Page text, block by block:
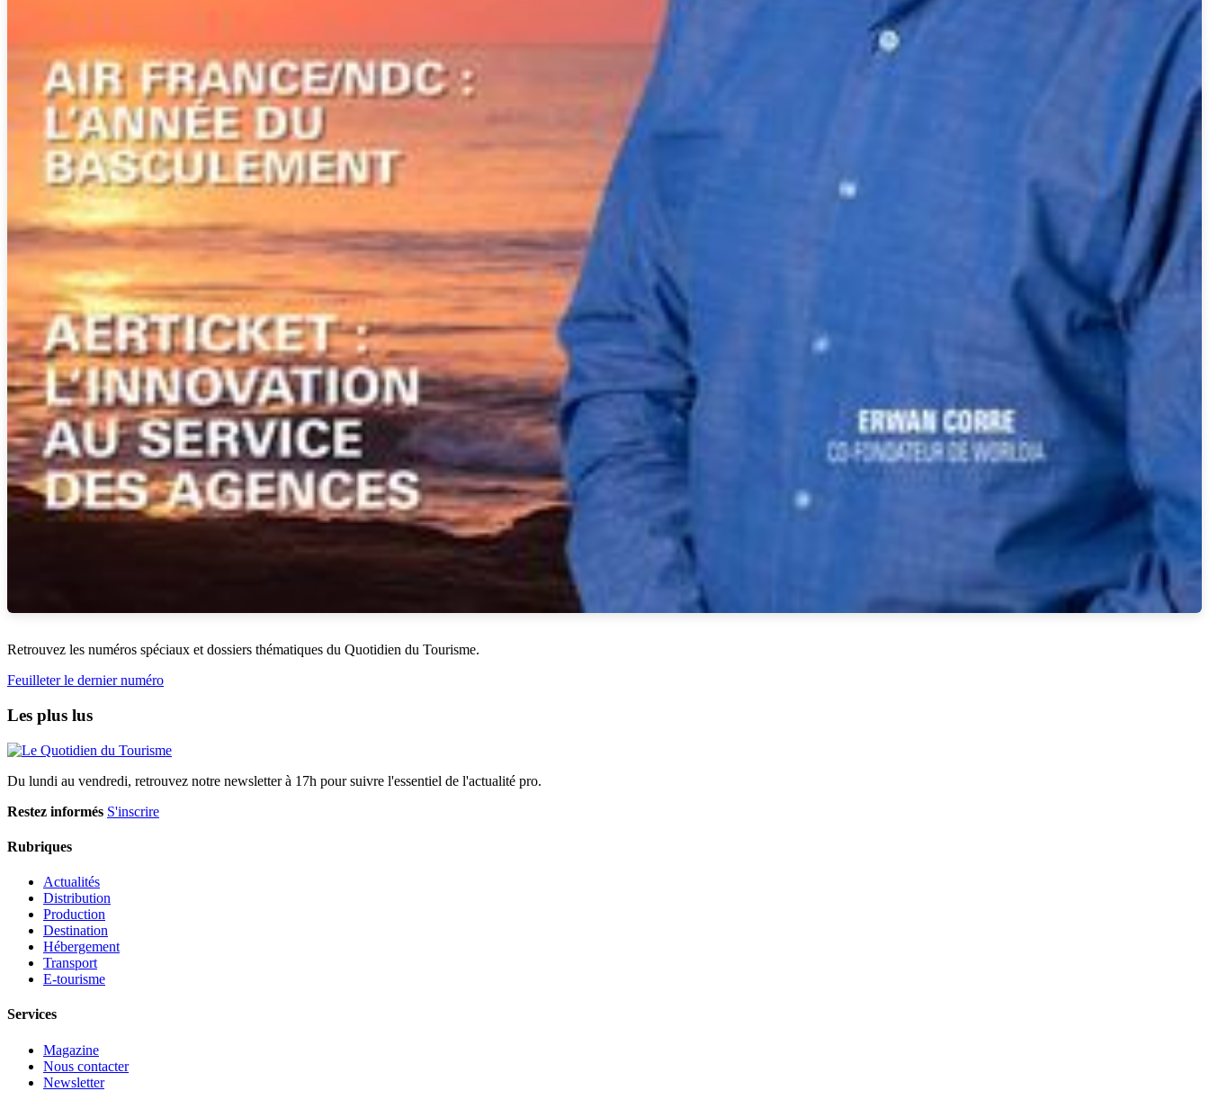
Retrouvez les numéros spéciaux et dossiers thématiques du Quotidien du Tourisme.
Feuilleter le dernier numéro
Les plus lus
Du lundi au vendredi, retrouvez notre newsletter à 17h pour suivre l'essentiel de l'actualité pro.
Restez informés S'inscrire
Rubriques
Actualités
Distribution
Production
Destination
Hébergement
Transport
E-tourisme
Services
Magazine
Nous contacter
Newsletter